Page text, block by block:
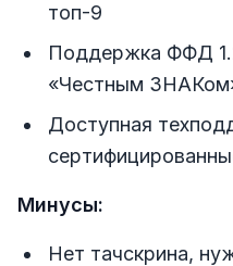
топ-9
Поддержка ФФД
«Честным
Доступная
Минусы:
Нет тачскрина,